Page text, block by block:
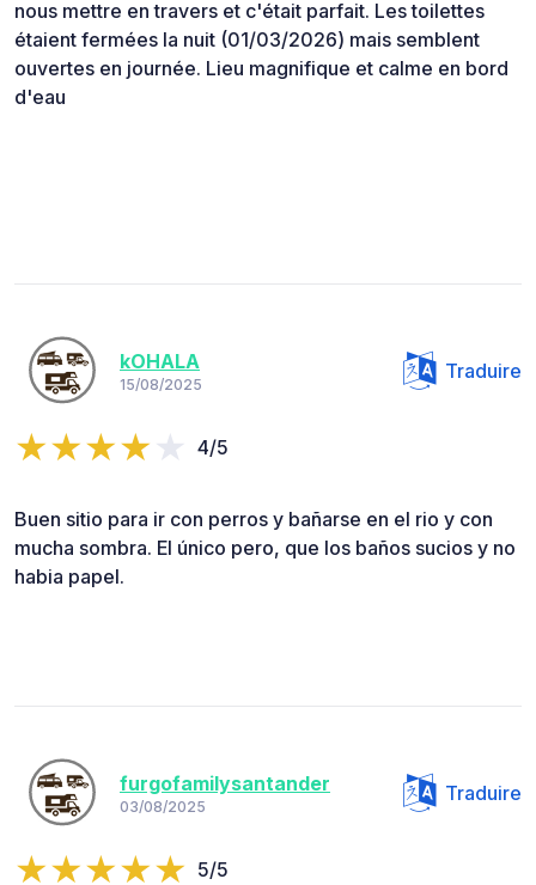
nous mettre en travers et c'était parfait. Les toilettes
étaient fermées la nuit (01/03/2026) mais semblent
ouvertes en journée. Lieu magnifique et calme en bord
d'eau
kOHALA
15/08/2025
Traduire
4/5
Buen sitio para ir con perros y bañarse en el rio y con
mucha sombra. El único pero, que los baños sucios y no
habia papel.
furgofamilysantander
03/08/2025
Traduire
5/5